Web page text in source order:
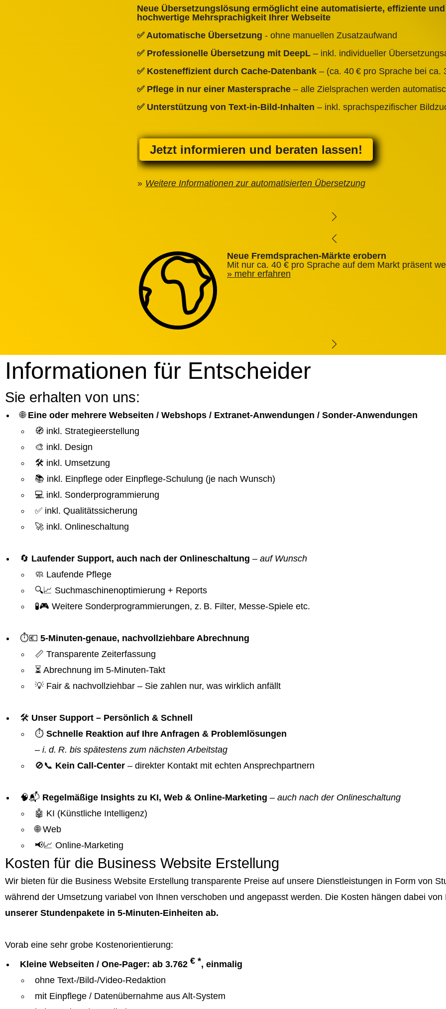
Neue Übersetzungslösung ermöglicht eine automatisierte, effiziente
hochwertige Mehrsprachigkeit Ihrer Webseite
✅ Automatische Übersetzung - ohne manuellen Zusatzaufwand
✅ Professionelle Übersetzung mit DeepL– inkl. individueller
✅ Kosteneffizient durch Cache‑Datenbank– (ca. 40 € pro Sprache bei ca.
✅ Pflege in nur einer Mastersprache– alle Zielsprachen werden
✅ Unterstützung von Text‑in‑Bild‑Inhalten – inkl. sprachspezifischer
Jetzt informieren und beraten lassen!
Weitere Informationen zur automatisierten Übersetzung
Neue Fremdsprachen-Märkte erobern
Mit nur ca. 40 € pro Sprache auf dem Markt präsent
mehr erfahren
Informationen für Entscheider
Sie erhalten von uns:
🌐 Eine oder mehrere Webseiten / Webshops / Extranet-Anwendungen / Sonder-Anwendungen
🧭 inkl. Strategieerstellung
🎨 inkl. Design
🛠️ inkl. Umsetzung
📚 inkl. Einpflege oder Einpflege-Schulung (je nach Wunsch)
💻 inkl. Sonderprogrammierung
✅ inkl. Qualitätssicherung
🚀 inkl. Onlineschaltung
🔄 Laufender Support, auch nach der Onlineschaltung – auf Wunsch
🧼 Laufende Pflege
🔍📈 Suchmaschinenoptimierung + Reports
🧪🎮 Weitere Sonderprogrammierungen, z. B. Filter, Messe-Spiele etc.
⏱️💶 5-Minuten-genaue, nachvollziehbare Abrechnung
📏 Transparente Zeiterfassung
⏳ Abrechnung im 5-Minuten-Takt
💡 Fair & nachvollziehbar – Sie zahlen nur, was wirklich anfällt
🛠️ Unser Support – Persönlich & Schnell
⏱️ Schnelle Reaktion auf Ihre Anfragen & Problemlösungen
– i. d. R. bis spätestens zum nächsten Arbeitstag
🚫📞 Kein Call-Center – direkter Kontakt mit echten Ansprechpartnern
🧠📬 Regelmäßige Insights zu KI, Web & Online-Marketing – auch nach der Onlineschaltung
🤖 KI (Künstliche Intelligenz)
🌐 Web
📢📈 Online-Marketing
Kosten für die Business Website Erstellung
Wir bieten für die Business Website Erstellung transparente Preise auf unsere Dienstleistungen in Form von
während der Umsetzung variabel von Ihnen verschoben und angepasst werden. Die Kosten hängen dabei von
unserer Stundenpakete in 5-Minuten-Einheiten ab.
Vorab eine sehr grobe Kostenorientierung:
Kleine Webseiten / One-Pager: ab 3.762 € *, einmalig
ohne Text-/Bild-/Video-Redaktion
mit Einpflege / Datenübernahme aus Alt-System